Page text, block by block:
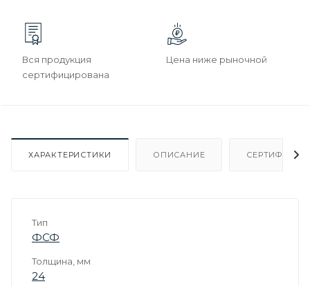
Вся продукция
сертифицирована
Цена ниже рыночной
ХАРАКТЕРИСТИКИ ОПИСАНИЕ
Тип
ФСФ
Толщина, мм
24